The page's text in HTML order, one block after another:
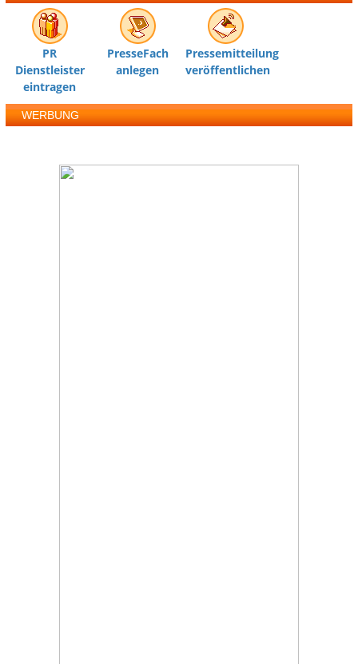
PR
Dienstleister
eintragen
PresseFach
anlegen
Pressemitteilung
veröffentlichen
WERBUNG